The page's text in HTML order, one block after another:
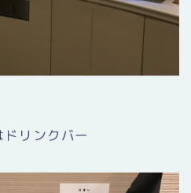
リンクバー